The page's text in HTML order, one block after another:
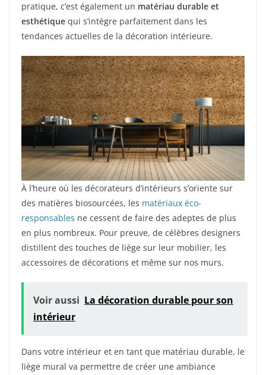
pratique, c’est également un matériau durable et
esthétique qui s’intègre parfaitement dans les
tendances actuelles de la décoration intérieure.
À l’heure où les décorateurs d’intérieurs s’oriente sur
des matières biosourcées, les matériaux éco-
responsables ne cessent de faire des adeptes de plus
en plus nombreux. Pour preuve, de célèbres designers
distillent des touches de liège sur leur mobilier, les
accessoires de décorations et même sur nos murs.
Voir aussi La décoration durable pour son
intérieur
Dans votre intérieur et en tant que matériau durable, le
liège mural va permettre de créer une ambiance